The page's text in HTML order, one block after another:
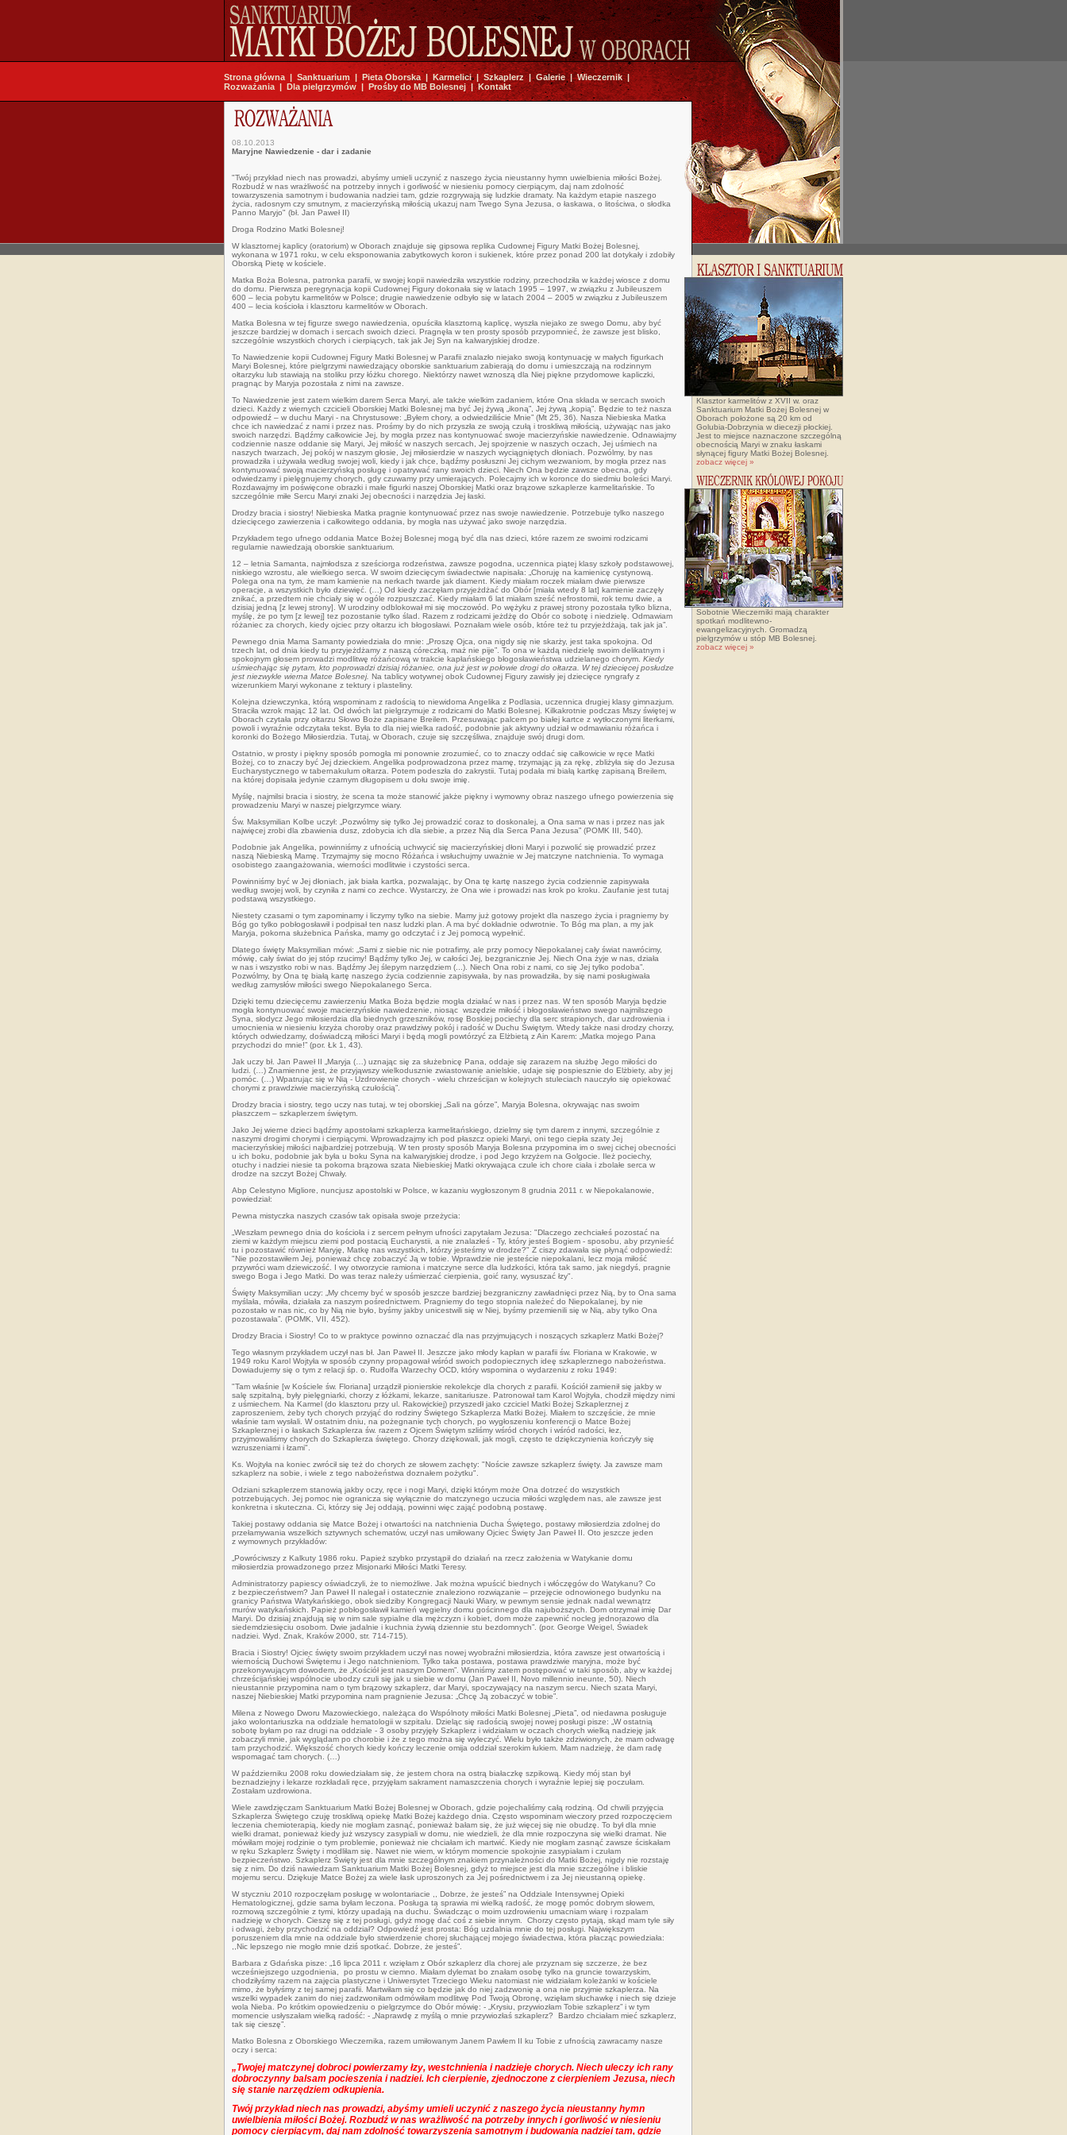
Strona główna | Sanktuarium|Pieta Oborska|Karmelici|Szkaplerz|Galerie|Wieczernik|
Rozważania | Dla pielgrzymów | Prośby do MB Bolesnej|Kontakt
08.10.2013
Maryjne Nawiedzenie - dar i zadanie
"Twój przykład niech nas prowadzi, abyśmy umieli uczynić z naszego życia nieustanny hymn uwielbienia miłości Bożej.
Rozbudź w nas wrażliwość na potrzeby innych i gorliwość w niesieniu pomocy cierpiącym, daj nam zdolność
towarzyszenia samotnym i budowania nadziei tam, gdzie rozgrywają się ludzkie dramaty. Na każdym etapie naszego
życia, radosnym czy smutnym, z macierzyńską miłością ukazuj nam Twego Syna Jezusa, o łaskawa, o litościwa, o słodka
Panno Maryjo" (bł. Jan Paweł II)
Droga Rodzino Matki Bolesnej!
W klasztornej kaplicy (oratorium) w Oborach znajduje się gipsowa replika Cudownej Figury Matki Bożej Bolesnej,
wykonana w 1971 roku, w celu eksponowania zabytkowych koron i sukienek, które przez ponad 200 lat dotykały i zdobiły
Oborską Pietę w kościele.
Matka Boża Bolesna, patronka parafii, w swojej kopii nawiedziła wszystkie rodziny, przechodziła w każdej wiosce z domu
do domu. Pierwsza peregrynacja kopii Cudownej Figury dokonała się w latach 1995 – 1997, w związku z Jubileuszem
600 – lecia pobytu karmelitów w Polsce; drugie nawiedzenie odbyło się w latach 2004 – 2005 w związku z Jubileuszem
400 – lecia kościoła i klasztoru karmelitów w Oborach.
Matka Bolesna w tej figurze swego nawiedzenia, opuściła klasztorną kaplicę, wyszła niejako ze swego Domu, aby być
jeszcze bardziej w domach i sercach swoich dzieci. Pragnęła w ten prosty sposób przypomnieć, że zawsze jest blisko,
szczególnie wszystkich chorych i cierpiących, tak jak Jej Syn na kalwaryjskiej drodze.
To Nawiedzenie kopii Cudownej Figury Matki Bolesnej w Parafii znalazło niejako swoją kontynuację w małych figurkach
Maryi Bolesnej, które pielgrzymi nawiedzający oborskie sanktuarium zabierają do domu i umieszczają na rodzinnym
ołtarzyku lub stawiają na stoliku przy łóżku chorego. Niektórzy nawet wznoszą dla Niej piękne przydomowe kapliczki,
pragnąc by Maryja pozostała z nimi na zawsze.
To Nawiedzenie jest zatem wielkim darem Serca Maryi, ale także wielkim zadaniem, które Ona składa w sercach swoich
dzieci. Każdy z wiernych czcicieli Oborskiej Matki Bolesnej ma być Jej żywą „ikoną”, Jej żywą „kopią”. Będzie to też nasza
odpowiedź – w duchu Maryi - na Chrystusowe: „Byłem chory, a odwiedziliście Mnie” (Mt 25, 36). Nasza Niebieska Matka
chce ich nawiedzać z nami i przez nas. Prośmy by do nich przyszła ze swoją czułą i troskliwą miłością, używając nas jako
swoich narzędzi. Bądźmy całkowicie Jej, by mogła przez nas kontynuować swoje macierzyńskie nawiedzenie. Odnawiajmy
codziennie nasze oddanie się Maryi, Jej miłość w naszych sercach, Jej spojrzenie w naszych oczach, Jej uśmiech na
naszych twarzach, Jej pokój w naszym głosie, Jej miłosierdzie w naszych wyciągniętych dłoniach. Pozwólmy, by nas
prowadziła i używała według swojej woli, kiedy i jak chce, bądźmy posłuszni Jej cichym wezwaniom, by mogła przez nas
kontynuować swoją macierzyńską posługę i opatrywać rany swoich dzieci. Niech Ona będzie zawsze obecna, gdy
odwiedzamy i pielęgnujemy chorych, gdy czuwamy przy umierających. Polecajmy ich w koronce do siedmiu boleści Maryi.
Rozdawajmy im poświęcone obrazki i małe figurki naszej Oborskiej Matki oraz brązowe szkaplerze karmelitańskie. To
szczególnie miłe Sercu Maryi znaki Jej obecności i narzędzia Jej łaski.
Drodzy bracia i siostry! Niebieska Matka pragnie kontynuować przez nas swoje nawiedzenie. Potrzebuje tylko naszego
dziecięcego zawierzenia i całkowitego oddania, by mogła nas używać jako swoje narzędzia.
Przykładem tego ufnego oddania Matce Bożej Bolesnej mogą być dla nas dzieci, które razem ze swoimi rodzicami
regularnie nawiedzają oborskie sanktuarium.
12 – letnia Samanta, najmłodsza z sześciorga rodzeństwa, zawsze pogodna, uczennica piątej klasy szkoły podstawowej,
niskiego wzrostu, ale wielkiego serca. W swoim dziecięcym świadectwie napisała: „Choruję na kamienicę cystynową.
Polega ona na tym, że mam kamienie na nerkach twarde jak diament. Kiedy miałam roczek miałam dwie pierwsze
operacje, a wszystkich było dziewięć. (…) Od kiedy zaczęłam przyjeżdżać do Obór [miała wtedy 8 lat] kamienie zaczęły
znikać, a przedtem nie chciały się w ogóle rozpuszczać. Kiedy miałam 6 lat miałam sześć nefrostomii, rok temu dwie, a
dzisiaj jedną [z lewej strony]. W urodziny odblokował mi się moczowód. Po wężyku z prawej strony pozostała tylko blizna,
myślę, że po tym [z lewej] tez pozostanie tylko ślad. Razem z rodzicami jeżdżę do Obór co sobotę i niedzielę. Odmawiam
różaniec za chorych, kiedy ojciec przy ołtarzu ich błogosławi. Poznałam wiele osób, które też tu przyjeżdżają, tak jak ja”.
Pewnego dnia Mama Samanty powiedziała do mnie: „Proszę Ojca, ona nigdy się nie skarży, jest taka spokojna. Od
trzech lat, od dnia kiedy tu przyjeżdżamy z naszą córeczką, maż nie pije”. To ona w każdą niedzielę swoim delikatnym i
spokojnym głosem prowadzi modlitwę różańcową w trakcie kapłańskiego błogosławieństwa udzielanego chorym. Kiedy
uśmiechając się pytam, kto poprowadzi dzisiaj różaniec, ona już jest w połowie drogi do ołtarza. W tej dziecięcej posłudze
jest niezwykle wierna Matce Bolesnej. Na tablicy wotywnej obok Cudownej Figury zawisły jej dziecięce ryngrafy z
wizerunkiem Maryi wykonane z tektury i plasteliny.
Kolejna dziewczynka, którą wspominam z radością to niewidoma Angelika z Podlasia, uczennica drugiej klasy gimnazjum.
Straciła wzrok mając 12 lat. Od dwóch lat pielgrzymuje z rodzicami do Matki Bolesnej. Kilkakrotnie podczas Mszy świętej w
Oborach czytała przy ołtarzu Słowo Boże zapisane Breilem. Przesuwając palcem po białej kartce z wytłoczonymi literkami,
powoli i wyraźnie odczytała tekst. Była to dla niej wielka radość, podobnie jak aktywny udział w odmawianiu różańca i
koronki do Bożego Miłosierdzia. Tutaj, w Oborach, czuje się szczęśliwa, znajduje swój drugi dom.
Ostatnio, w prosty i piękny sposób pomogła mi ponownie zrozumieć, co to znaczy oddać się całkowicie w ręce Matki
Bożej, co to znaczy być Jej dzieckiem. Angelika podprowadzona przez mamę, trzymając ją za rękę, zbliżyła się do Jezusa
Eucharystycznego w tabernakulum ołtarza. Potem podeszła do zakrystii. Tutaj podała mi białą kartkę zapisaną Breilem,
na której dopisała jedynie czarnym długopisem u dołu swoje imię.
Myślę, najmilsi bracia i siostry, że scena ta może stanowić jakże piękny i wymowny obraz naszego ufnego powierzenia się
prowadzeniu Maryi w naszej pielgrzymce wiary.
Św. Maksymilian Kolbe uczył: „Pozwólmy się tylko Jej prowadzić coraz to doskonalej, a Ona sama w nas i przez nas jak
najwięcej zrobi dla zbawienia dusz, zdobycia ich dla siebie, a przez Nią dla Serca Pana Jezusa” (POMK III, 540).
Podobnie jak Angelika, powinniśmy z ufnością uchwycić się macierzyńskiej dłoni Maryi i pozwolić się prowadzić przez
naszą Niebieską Mamę. Trzymajmy się mocno Różańca i wsłuchujmy uważnie w Jej matczyne natchnienia. To wymaga
osobistego zaangażowania, wierności modlitwie i czystości serca.
Powinniśmy być w Jej dłoniach, jak biała kartka, pozwalając, by Ona tę kartę naszego życia codziennie zapisywała
według swojej woli, by czyniła z nami co zechce. Wystarczy, że Ona wie i prowadzi nas krok po kroku. Zaufanie jest tutaj
podstawą wszystkiego.
Niestety czasami o tym zapominamy i liczymy tylko na siebie. Mamy już gotowy projekt dla naszego życia i pragniemy by
Bóg go tylko pobłogosławił i podpisał ten nasz ludzki plan. A ma być dokładnie odwrotnie. To Bóg ma plan, a my jak
Maryja, pokorna służebnica Pańska, mamy go odczytać i z Jej pomocą wypełnić.
Dlatego święty Maksymilian mówi: „Sami z siebie nic nie potrafimy, ale przy pomocy Niepokalanej cały świat nawrócimy,
mówię, cały świat do jej stóp rzucimy! Bądźmy tylko Jej, w całości Jej, bezgranicznie Jej. Niech Ona żyje w nas, działa
w nas i wszystko robi w nas. Bądźmy Jej ślepym narzędziem (...). Niech Ona robi z nami, co się Jej tylko podoba”.
Pozwólmy, by Ona tę białą kartę naszego życia codziennie zapisywała, by nas prowadziła, by się nami posługiwała
według zamysłów miłości swego Niepokalanego Serca.
Dzięki temu dziecięcemu zawierzeniu Matka Boża będzie mogła działać w nas i przez nas. W ten sposób Maryja będzie
mogła kontynuować swoje macierzyńskie nawiedzenie, niosąc wszędzie miłość i błogosławieństwo swego najmilszego
Syna, słodycz Jego miłosierdzia dla biednych grzeszników, rosę Boskiej pociechy dla serc strapionych, dar uzdrowienia i
umocnienia w niesieniu krzyża choroby oraz prawdziwy pokój i radość w Duchu Świętym. Wtedy także nasi drodzy chorzy,
których odwiedzamy, doświadczą miłości Maryi i będą mogli powtórzyć za Elżbietą z Ain Karem: „Matka mojego Pana
przychodzi do mnie!” (por. Łk 1, 43).
Jak uczy bł. Jan Paweł II „Maryja (…) uznając się za służebnicę Pana, oddaje się zarazem na służbę Jego miłości do
ludzi. (…) Znamienne jest, że przyjąwszy wielkodusznie zwiastowanie anielskie, udaje się pospiesznie do Elżbiety, aby jej
pomóc. (…) Wpatrując się w Nią - Uzdrowienie chorych - wielu chrześcijan w kolejnych stuleciach nauczyło się opiekować
chorymi z prawdziwie macierzyńską czułością”.
Drodzy bracia i siostry, tego uczy nas tutaj, w tej oborskiej „Sali na górze”, Maryja Bolesna, okrywając nas swoim
płaszczem – szkaplerzem świętym.
Jako Jej wierne dzieci bądźmy apostołami szkaplerza karmelitańskiego, dzielmy się tym darem z innymi, szczególnie z
naszymi drogimi chorymi i cierpiącymi. Wprowadzajmy ich pod płaszcz opieki Maryi, oni tego ciepła szaty Jej
macierzyńskiej miłości najbardziej potrzebują. W ten prosty sposób Maryja Bolesna przypomina im o swej cichej obecności
u ich boku, podobnie jak była u boku Syna na kalwaryjskiej drodze, i pod Jego krzyżem na Golgocie. Ileż pociechy,
otuchy i nadziei niesie ta pokorna brązowa szata Niebieskiej Matki okrywająca czule ich chore ciała i zbolałe serca w
drodze na szczyt Bożej Chwały.
Abp Celestyno Migliore, nuncjusz apostolski w Polsce, w kazaniu wygłoszonym 8 grudnia 2011 r. w Niepokalanowie,
powiedział:
Pewna mistyczka naszych czasów tak opisała swoje przeżycia:
„Weszłam pewnego dnia do kościoła i z sercem pełnym ufności zapytałam Jezusa: "Dlaczego zechciałeś pozostać na
ziemi w każdym miejscu ziemi pod postacią Eucharystii, a nie znalazłeś - Ty, który jesteś Bogiem - sposobu, aby przynieść
tu i pozostawić również Maryję, Matkę nas wszystkich, którzy jesteśmy w drodze?" Z ciszy zdawała się płynąć odpowiedź:
"Nie pozostawiłem Jej, ponieważ chcę zobaczyć Ją w tobie. Wprawdzie nie jesteście niepokalani, lecz moja miłość
przywróci wam dziewiczość. I wy otworzycie ramiona i matczyne serce dla ludzkości, która tak samo, jak niegdyś, pragnie
swego Boga i Jego Matki. Do was teraz należy uśmierzać cierpienia, goić rany, wysuszać łzy".
Święty Maksymilian uczy: „My chcemy być w sposób jeszcze bardziej bezgra­niczny zawładnięci przez Nią, by to Ona sama
myślała, mówiła, działała za naszym pośred­nictwem. Pragniemy do tego stopnia należeć do Niepokalanej, by nie
pozostało w nas nic, co by Nią nie było, byśmy jakby unicestwili się w Niej, byśmy przemienili się w Nią, aby tylko Ona
pozostawała”. (POMK, VII, 452).
Drodzy Bracia i Siostry! Co to w praktyce powinno oznaczać dla nas przyjmujących i noszących szkaplerz Matki Bożej?
Tego własnym przykładem uczył nas bł. Jan Paweł II. Jeszcze jako młody kapłan w parafii św. Floriana w Krakowie, w
1949 roku Karol Wojtyła w sposób czynny propagował wśród swoich podopiecznych ideę szkaplerznego nabożeń­stwa.
Dowiadujemy się o tym z relacji śp. o. Rudolfa Warzechy OCD, który wspomina o wyda­rzeniu z roku 1949:
"Tam właśnie [w Kościele św. Floriana] urządził pionierskie reko­lekcje dla chorych z parafii. Kościół zamienił się jakby w
salę szpitalną, były pielęgniarki, chorzy z łóżkami, lekarze, sanitariusze. Patronował tam Karol Wojtyła, chodził między nimi
z uśmiechem. Na Karmel (do klasztoru przy ul. Rakowickiej) przyszedł jako czciciel Matki Bożej Szkaplerznej z
zaproszeniem, żeby tych chorych przyjąć do rodziny Świętego Szkaplerza Matki Bożej. Miałem to szczęście, że mnie
właśnie tam wysłali. W ostatnim dniu, na pożegnanie tych chorych, po wygłoszeniu konferencji o Matce Bożej
Szkaplerznej i o łaskach Szkaplerza św. razem z Ojcem Świętym szliśmy wśród chorych i wśród radości, łez,
przyjmowaliśmy chorych do Szkaplerza świętego. Chorzy dziękowali, jak mogli, często te dziękczynienia kończyły się
wzruszeniami i łzami".
Ks. Wojtyła na koniec zwrócił się też do chorych ze słowem zachęty: "Noście zawsze szkaplerz święty. Ja zawsze mam
szkaplerz na sobie, i wiele z tego nabożeństwa doznałem pożytku".
Odziani szkaplerzem stanowią jakby oczy, ręce i nogi Maryi, dzięki którym może Ona dotrzeć do wszystkich
potrzebujących. Jej pomoc nie ogranicza się wyłącznie do matczynego uczucia miłości względem nas, ale zawsze jest
konkretna i skuteczna. Ci, którzy się Jej oddają, powinni więc zająć podobną postawę.
Takiej postawy oddania się Matce Bożej i otwartości na natchnienia Ducha Świętego, postawy miłosierdzia zdolnej do
przełamywania wszelkich sztywnych schematów, uczył nas umiłowany Ojciec Święty Jan Paweł II. Oto jeszcze jeden
z wymownych przykładów:
„Powróciwszy z Kalkuty 1986 roku. Papież szybko przystąpił do działań na rzecz założenia w Watykanie domu
miłosierdzia prowadzonego przez Misjonarki Miłości Matki Teresy.
Administratorzy papiescy oświadczyli, że to niemożliwe. Jak można wpuścić biednych i włóczęgów do Watykanu? Co
z bezpieczeństwem? Jan Paweł II nalegał i ostatecznie znaleziono rozwiązanie – przejęcie odnowionego budynku na
granicy Państwa Watykańskiego, obok siedziby Kongregacji Nauki Wiary, w pewnym sensie jednak nadal wewnątrz
murów watykańskich. Papież pobłogosławił kamień węgielny domu gościnnego dla najuboższych. Dom otrzymał imię Dar
Maryi. Do dzisiaj znajdują się w nim sale sypialne dla mężczyzn i kobiet, dom może zapewnić nocleg jednorazowo dla
siedemdziesięciu osobom. Dwie jadalnie i kuchnia żywią dziennie stu bezdomnych”. (por. George Weigel, Świadek
nadziei. Wyd. Znak, Kraków 2000, str. 714-715).
Bracia i Siostry! Ojciec święty swoim przykładem uczył nas nowej wyobraźni miłosierdzia, która zawsze jest otwartością i
wiernością Duchowi Świętemu i Jego natchnieniom. Tylko taka postawa, postawa prawdziwie maryjna, może być
przekonywującym dowodem, że „Kościół jest naszym Domem”. Winniśmy zatem postępować w taki sposób, aby w każdej
chrześcijańskiej wspólnocie ubodzy czuli się jak u siebie w domu (Jan Paweł II, Novo millennio ineunte, 50). Niech
nieustannie przypomina nam o tym brązowy szkaplerz, dar Maryi, spoczywający na naszym sercu. Niech szata Maryi,
naszej Niebieskiej Matki przypomina nam pragnienie Jezusa: „Chcę Ją zobaczyć w tobie”.
Milena z Nowego Dworu Mazowieckiego, należąca do Wspólnoty miłości Matki Bolesnej „Pieta”, od niedawna posługuje
jako wolontariuszka na oddziale hematologii w szpitalu. Dzieląc się radością swojej nowej posługi pisze: „W ostatnią
sobotę byłam po raz drugi na oddziale - 3 osoby przyjęły Szkaplerz i widziałam w oczach chorych wielką nadzieję jak
zobaczyli mnie, jak wyglądam po chorobie i że z tego można się wyleczyć. Wielu było także zdziwionych, że mam odwagę
tam przychodzić. Większość chorych kiedy kończy leczenie omija oddział szerokim łukiem. Mam nadzieję, że dam radę
wspomagać tam chorych. (…)
W październiku 2008 roku dowiedziałam się, że jestem chora na ostrą białaczkę szpikową. Kiedy mój stan był
beznadziejny i lekarze rozkładali ręce, przyjęłam sakrament namaszczenia chorych i wyraźnie lepiej się poczułam.
Zostałam uzdrowiona.
Wiele zawdzięczam Sanktuarium Matki Bożej Bolesnej w Oborach, gdzie pojechaliśmy całą rodziną. Od chwili przyjęcia
Szkaplerza Świętego czuję troskliwą opiekę Matki Bożej każdego dnia. Często wspominam wieczory przed rozpoczęciem
leczenia chemioterapią, kiedy nie mogłam zasnąć, ponieważ bałam się, że już więcej się nie obudzę. To był dla mnie
wielki dramat, ponieważ kiedy już wszyscy zasypiali w domu, nie wiedzieli, że dla mnie rozpoczyna się wielki dramat. Nie
mówiłam mojej rodzinie o tym problemie, ponieważ nie chciałam ich martwić. Kiedy nie mogłam zasnąć zawsze ściskałam
w ręku Szkaplerz Święty i modliłam się. Nawet nie wiem, w którym momencie spokojnie zasypiałam i czułam
bezpieczeństwo. Szkaplerz Święty jest dla mnie szczególnym znakiem przynależności do Matki Bożej, nigdy nie rozstaję
się z nim. Do dziś nawiedzam Sanktuarium Matki Bożej Bolesnej, gdyż to miejsce jest dla mnie szczególne i bliskie
mojemu sercu. Dziękuje Matce Bożej za wiele łask uproszonych za Jej pośrednictwem i za Jej nieustanną opiekę.
W styczniu 2010 rozpoczęłam posługę w wolontariacie ,, Dobrze, że jesteś” na Oddziale Intensywnej Opieki
Hematologicznej, gdzie sama byłam leczona. Posługa ta sprawia mi wielką radość, że mogę pomóc dobrym słowem,
rozmową szczególnie z tymi, którzy upadają na duchu. Świadcząc o moim uzdrowieniu umacniam wiarę i rozpalam
nadzieję w chorych. Cieszę się z tej posługi, gdyż mogę dać coś z siebie innym. Chorzy często pytają, skąd mam tyle siły
i odwagi, żeby przychodzić na oddział? Odpowiedź jest prosta: Bóg uzdalnia mnie do tej posługi. Największym
poruszeniem dla mnie na oddziale było stwierdzenie chorej słuchającej mojego świadectwa, która płacząc powiedziała:
,,Nic lepszego nie mogło mnie dziś spotkać. Dobrze, że jesteś”.
Barbara z Gdańska pisze: „16 lipca 2011 r. wzięłam z Obór szkaplerz dla chorej ale przyznam się szczerze, że bez
wcześniejszego uzgodnienia, po prostu w ciemno. Miałam dylemat bo znałam osobę tylko na gruncie towarzyskim,
chodziłyśmy razem na zajęcia plastyczne i Uniwersytet Trzeciego Wieku natomiast nie widziałam koleżanki w kościele
mimo, że byłyśmy z tej samej parafii. Martwiłam się co będzie jak do niej zadzwonię a ona nie przyjmie szkaplerza. Na
wszelki wypadek zanim do niej zadzwoniłam odmówiłam modlitwę Pod Twoją Obronę, wzięłam słuchawkę i niech się dzieje
wola Nieba. Po krótkim opowiedzeniu o pielgrzymce do Obór mówię: - „Krysiu, przywiozłam Tobie szkaplerz” i w tym
momencie usłyszałam wielką radość: - „Naprawdę z myślą o mnie przywiozłaś szkaplerz? Bardzo chciałam mieć szkaplerz,
tak się cieszę”.
Matko Bolesna z Oborskiego Wieczernika, razem umiłowanym Janem Pawłem II ku Tobie z ufnością zawracamy nasze
oczy i serca:
„Twojej matczynej dobroci powierzamy łzy, westchnienia i nadzieje chorych. Niech uleczy ich rany
dobroczynny balsam pocieszenia i nadziei. Ich cierpienie, zjednoczone z cierpieniem Jezusa, niech
się stanie narzędziem odkupienia.
Twój przykład niech nas prowadzi, abyśmy umieli uczynić z naszego życia nieustanny hymn
uwielbienia miłości Bożej. Rozbudź w nas wrażliwość na potrzeby innych i gorliwość w niesieniu
pomocy cierpiącym, daj nam zdolność towarzyszenia samotnym i budowania nadziei tam, gdzie
Klasztor karmelitów z XVII w. oraz
Sanktuarium Matki Bożej Bolesnej w
Oborach położone są 20 km od
Golubia-Dobrzynia w diecezji płockiej.
Jest to miejsce naznaczone szczególną
obecnością Maryi w znaku łaskami
słynącej figury Matki Bożej Bolesnej.
zobacz więcej »
Sobotnie Wieczerniki mają charakter
spotkań modlitewno-
ewangelizacyjnych. Gromadzą
pielgrzymów u stóp MB Bolesnej.
zobacz więcej »